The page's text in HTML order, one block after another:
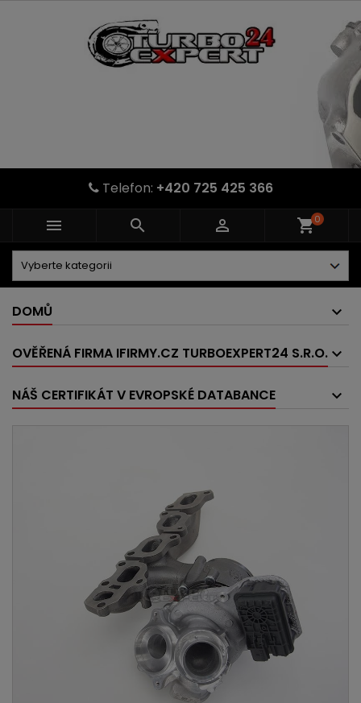
Telefon: +420 725 425 366
   shopping_cart0
DOMŮ
OVĚŘENÁ FIRMA IFIRMY.CZ TURBOEXPERT24 S.R.O.
NÁŠ CERTIFIKÁT V EVROPSKÉ DATABANCE